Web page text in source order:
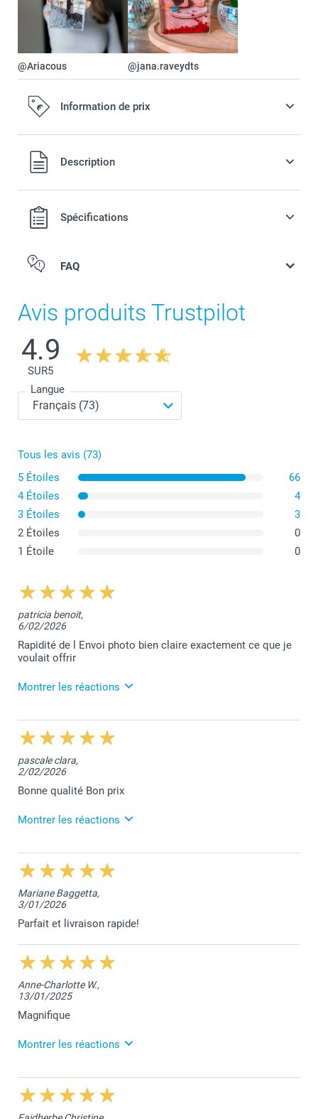
@Ariacous @jana.raveydts
Information de prix
Tous les prix sont en EURO (€), TVA incluse et hors frais de
port.
Description
Spécifications
FAQ
Avis produits Trustpilot
4.9
SUR5
Langue
Tous les avis (73)
5 Étoiles
66
4 Étoiles
4
3 Étoiles
3
2 Étoiles
0
1 Étoile
0
patricia benoit,
6/02/2026
Rapidité de l Envoi photo bien claire exactement ce que je
voulait offrir
Montrer les réactions
3/03/2026
12:59
Nous sommes ravis que votre expérience ait été à la
hauteur de vos attentes Patrica. Merci pour votre
appréciation positive.
Nous restons à votre service,
Laila@Smartphoto
pascale clara,
2/02/2026
Bonne qualité Bon prix
Montrer les réactions
3/03/2026
13:27
Merci pour votre commentaire qui fait plaisir à lire
Pascale.
Votre satisfaction reste notre priorité.
Toujours à votre service,
Laila@Smartphoto
Mariane Baggetta,
3/01/2026
Parfait et livraison rapide!
Anne-Charlotte W.,
13/01/2025
Magnifique
Montrer les réactions
4/02/2025
13:40
Merci pour votre commentaire enthousiaste Anne-